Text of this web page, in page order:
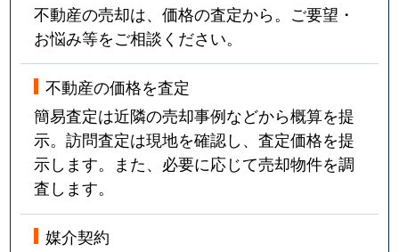
不動産の売却は、価格の査定から。ご要望・
お悩み等をご相談ください。
不動産の価格を査定
簡易査定は近隣の売却事例などから概算を提
示。訪問査定は現地を確認し、査定価格を提
示します。また、必要に応じて売却物件を調
査します。
媒介契約